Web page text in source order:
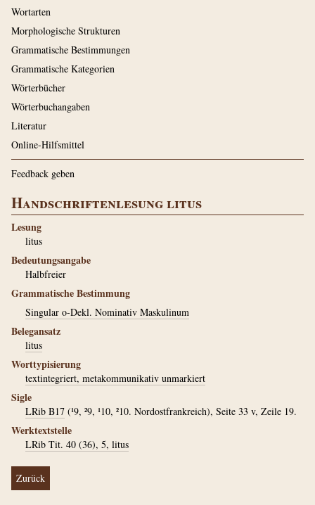
Wortarten
Morphologische Strukturen
Grammatische Bestimmungen
Grammatische Kategorien
Wörterbücher
Wörterbuchangaben
Literatur
Online-Hilfsmittel
Feedback geben
Handschriftenlesung litus
Lesung
litus
Bedeutungsangabe
Halbfreier
Grammatische Bestimmung
Singular o-Dekl. Nominativ Maskulinum
Belegansatz
litus
Worttypisierung
textintegriert, metakommunikativ unmarkiert
Sigle
LRib B17 (¹9, ²9, ¹10, ²10. Nordostfrankreich), Seite 33 v, Zeile 19.
Werktextstelle
LRib Tit. 40 (36), 5, litus
Zurück